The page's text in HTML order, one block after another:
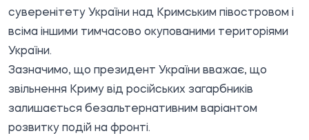
суверенітету України над Кримським півостровом і
всіма іншими тимчасово окупованими територіями
України.
Зазначимо, що президент України вважає, що
звільнення Криму від російських загарбників
залишається безальтернативним варіантом
розвитку подій на фронті.